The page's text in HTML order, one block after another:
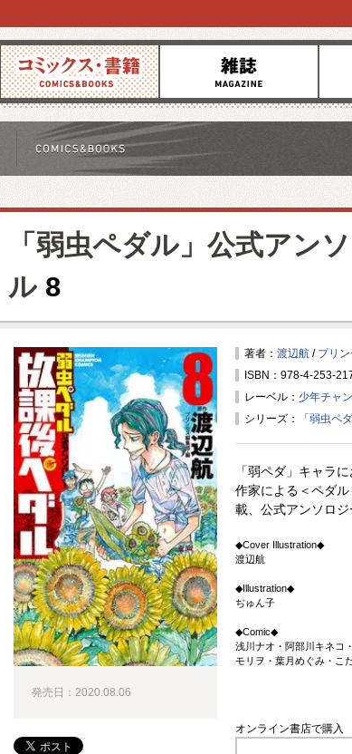
コミックス 雑誌 お知
「弱虫ペダル」公式アン
ル8
著者： 渡辺航 / プリ
ISBN：978-4-253-
レーベル： 少年チャ
シリーズ：
「弱虫ペ
「弱ペダ」キャラ
作家による＜ペダ
載、公式アンソロ
◆Cover Illustration◆
渡辺航
◆Illustration◆
ぢゅん子
◆Comic◆
浅川ナオ・阿部川キネコ
モリヲ・葉月めぐみ・こ
オンライン書店で購入
発売日：2020.08.06